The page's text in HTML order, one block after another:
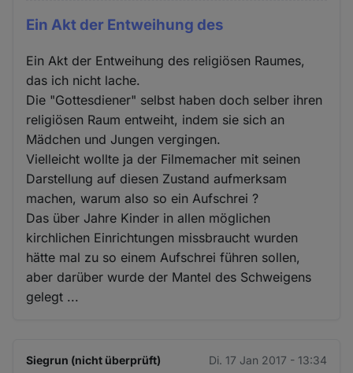
Ein Akt der Entweihung des
Ein Akt der Entweihung des religiösen Raumes,
das ich nicht lache.
Die "Gottesdiener" selbst haben doch selber ihren
religiösen Raum entweiht, indem sie sich an
Mädchen und Jungen vergingen.
Vielleicht wollte ja der Filmemacher mit seinen
Darstellung auf diesen Zustand aufmerksam
machen, warum also so ein Aufschrei ?
Das über Jahre Kinder in allen möglichen
kirchlichen Einrichtungen missbraucht wurden
hätte mal zu so einem Aufschrei führen sollen,
aber darüber wurde der Mantel des Schweigens
gelegt ...
Siegrun (nicht überprüft) Di. 17 Jan 2017 - 13:34